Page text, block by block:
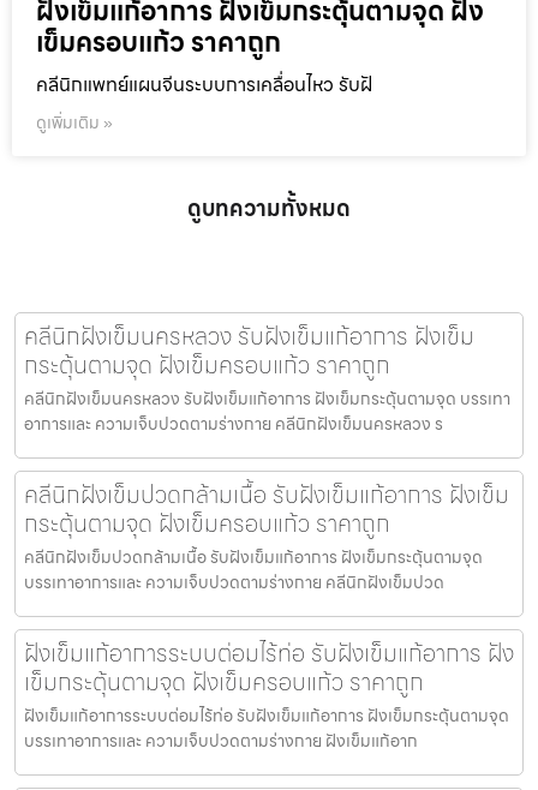
ฝังเข็มแก้อาการ ฝังเข็มกระตุ้นตามจุด ฝัง
เข็มครอบแก้ว ราคาถูก
คลีนิกแพทย์แผนจีนระบบการเคลื่อนไหว รับฝั
ดูเพิ่มเติม »
ดูบทความทั้งหมด
คลีนิกฝังเข็มนครหลวง รับฝังเข็มแก้อาการ ฝังเข็ม
กระตุ้นตามจุด ฝังเข็มครอบแก้ว ราคาถูก
คลีนิกฝังเข็มนครหลวง รับฝังเข็มแก้อาการ ฝังเข็มกระตุ้นตามจุด บรรเทา
อาการและ ความเจ็บปวดตามร่างกาย คลีนิกฝังเข็มนครหลวง ร
คลีนิกฝังเข็มปวดกล้ามเนื้อ รับฝังเข็มแก้อาการ ฝังเข็ม
กระตุ้นตามจุด ฝังเข็มครอบแก้ว ราคาถูก
คลีนิกฝังเข็มปวดกล้ามเนื้อ รับฝังเข็มแก้อาการ ฝังเข็มกระตุ้นตามจุด
บรรเทาอาการและ ความเจ็บปวดตามร่างกาย คลีนิกฝังเข็มปวด
ฝังเข็มแก้อาการระบบต่อมไร้ท่อ รับฝังเข็มแก้อาการ ฝัง
เข็มกระตุ้นตามจุด ฝังเข็มครอบแก้ว ราคาถูก
ฝังเข็มแก้อาการระบบต่อมไร้ท่อ รับฝังเข็มแก้อาการ ฝังเข็มกระตุ้นตามจุด
บรรเทาอาการและ ความเจ็บปวดตามร่างกาย ฝังเข็มแก้อาก